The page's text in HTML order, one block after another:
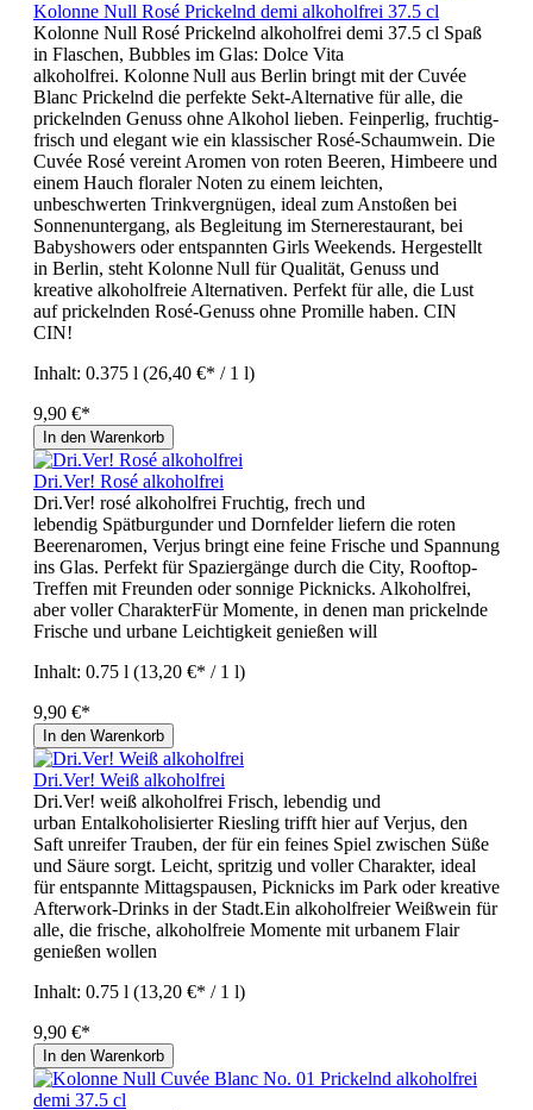
Kolonne Null Rosé Prickelnd demi alkoholfrei 37.5 cl
Kolonne Null Rosé Prickelnd alkoholfrei demi 37.5 cl Spaß
in Flaschen, Bubbles im Glas: Dolce Vita
alkoholfrei. Kolonne Null aus Berlin bringt mit der Cuvée
Blanc Prickelnd die perfekte Sekt-Alternative für alle, die
prickelnden Genuss ohne Alkohol lieben. Feinperlig, fruchtig-
frisch und elegant wie ein klassischer Rosé-Schaumwein. Die
Cuvée Rosé vereint Aromen von roten Beeren, Himbeere und
einem Hauch floraler Noten zu einem leichten,
unbeschwerten Trinkvergnügen, ideal zum Anstoßen bei
Sonnenuntergang, als Begleitung im Sternerestaurant, bei
Babyshowers oder entspannten Girls Weekends. Hergestellt
in Berlin, steht Kolonne Null für Qualität, Genuss und
kreative alkoholfreie Alternativen. Perfekt für alle, die Lust
auf prickelnden Rosé-Genuss ohne Promille haben. CIN
CIN!
Inhalt: 0.375 l (26,40 €* / 1 l)
9,90 €*
In den Warenkorb
Dri.Ver! Rosé alkoholfrei
Dri.Ver! rosé alkoholfrei Fruchtig, frech und
lebendig Spätburgunder und Dornfelder liefern die roten
Beerenaromen, Verjus bringt eine feine Frische und Spannung
ins Glas. Perfekt für Spaziergänge durch die City, Rooftop-
Treffen mit Freunden oder sonnige Picknicks. Alkoholfrei,
aber voller CharakterFür Momente, in denen man prickelnde
Frische und urbane Leichtigkeit genießen will
Inhalt: 0.75 l (13,20 €* / 1 l)
9,90 €*
In den Warenkorb
Dri.Ver! Weiß alkoholfrei
Dri.Ver! weiß alkoholfrei Frisch, lebendig und
urban Entalkoholisierter Riesling trifft hier auf Verjus, den
Saft unreifer Trauben, der für ein feines Spiel zwischen Süße
und Säure sorgt. Leicht, spritzig und voller Charakter, ideal
für entspannte Mittagspausen, Picknicks im Park oder kreative
Afterwork-Drinks in der Stadt.Ein alkoholfreier Weißwein für
alle, die frische, alkoholfreie Momente mit urbanem Flair
genießen wollen
Inhalt: 0.75 l (13,20 €* / 1 l)
9,90 €*
In den Warenkorb